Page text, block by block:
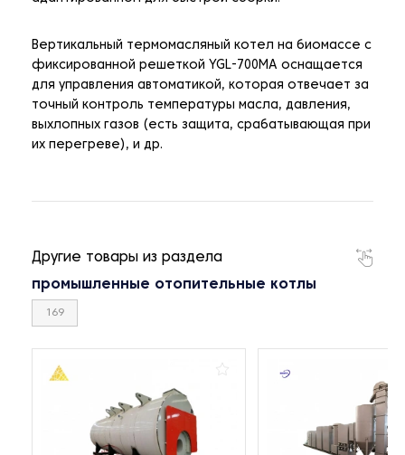
Вертикальный термомасляный котел на биомассе с
фиксированной решеткой YGL-700MA оснащается
для управления автоматикой, которая отвечает за
точный контроль температуры масла, давления,
выхлопных газов (есть защита, срабатывающая при
их перегреве), и др.
Другие товары из раздела
промышленные отопительные котлы
169